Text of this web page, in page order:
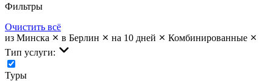
Фильтры
Очистить всё
из Минска
в Берлин на 10 дней
Комбинированные
Тип услуги:
Туры